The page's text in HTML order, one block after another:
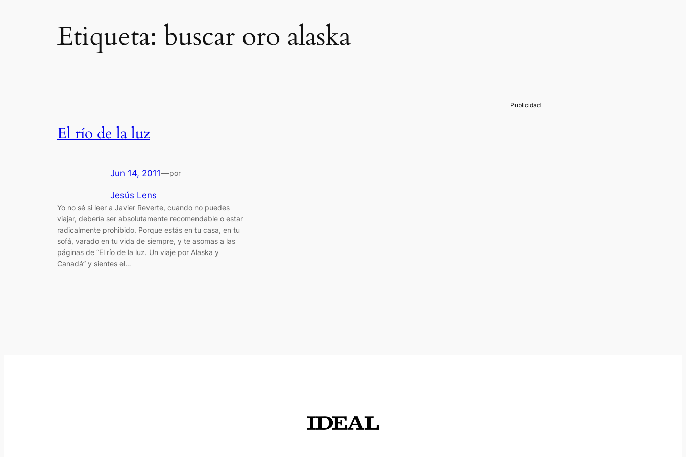
Etiqueta: buscar oro alaska
El río de la luz
Jun 14, 2011—por
Jesús Lens
Yo no sé si leer a Javier Reverte, cuando no puedes
viajar, debería ser absolutamente recomendable o estar
radicalmente prohibido. Porque estás en tu casa, en tu
sofá, varado en tu vida de siempre, y te asomas a las
páginas de “El río de la luz. Un viaje por Alaska y
Canadá” y sientes el…